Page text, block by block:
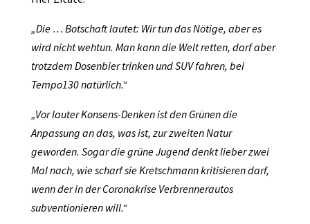
„Die … Botschaft lautet: Wir tun das Nötige, aber es
wird nicht wehtun. Man kann die Welt retten, darf aber
trotzdem Dosenbier trinken und SUV fahren, bei
Tempo130 natürlich.“
„Vor lauter Konsens-Denken ist den Grünen die
Anpassung an das, was ist, zur zweiten Natur
geworden. Sogar die grüne Jugend denkt lieber zwei
Mal nach, wie scharf sie Kretschmann kritisieren darf,
wenn der in der Coronakrise Verbrennerautos
subventionieren will.“